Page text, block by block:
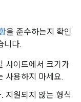
을 준수하는지 확인
니다.
사이트에서 크기가
사용하지 마세요.
지원되지 않는 형식